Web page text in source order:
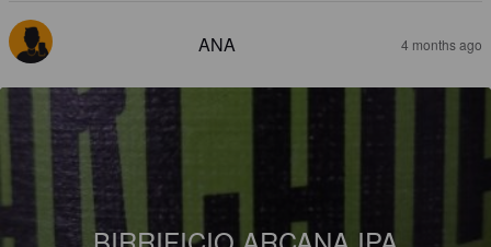
ANA 4 months ago